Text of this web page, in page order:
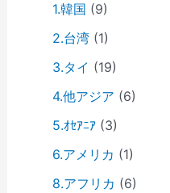
1.韓国 (9)
2.台湾(1)
3.タイ (19)
4.他アジア (6)
5.ｵｾｱﾆｱ(3)
6.アメリカ (1)
8.アフリカ (6)